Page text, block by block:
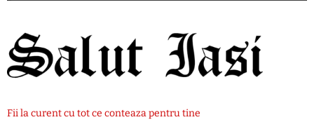
Fii la curent cu tot ce conteaza pentru tine